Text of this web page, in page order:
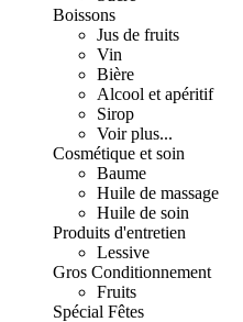
Boissons
Jus de fruits
Vin
Bière
Alcool et apéritif
Sirop
Voir plus...
Cosmétique et soin
Baume
Huile de massage
Huile de soin
Produits d'entretien
Lessive
Gros Conditionnement
Fruits
Spécial Fêtes